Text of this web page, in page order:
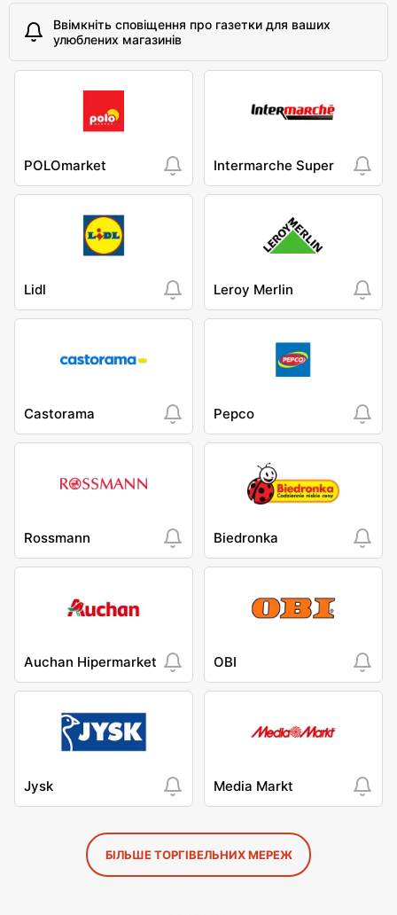
Ввімкніть сповіщення про газетки для ваших
улюблених магазинів
POLOmarket Intermarche Super
Lidl Leroy Merlin
Castorama Pepco
Rossmann Biedronka
Auchan Hipermarket OBI
Jysk Media Markt
БІЛЬШЕ ТОРГІВЕЛЬНИХ МЕРЕЖ